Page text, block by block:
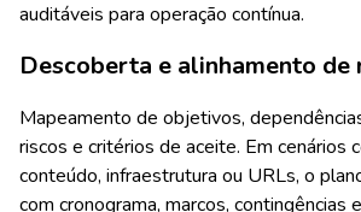
auditáveis para operação contínua.
Descoberta e alinhamento de
Mapeamento de objetivos,
riscos e critérios de aceite. Em cenários
conteúdo, infraestrutura ou URLs, o
com cronograma, marcos, contingências